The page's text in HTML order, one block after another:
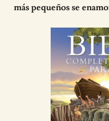
más pequeños se